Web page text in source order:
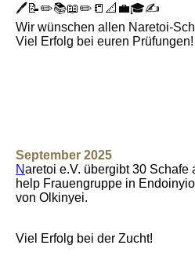
🖊📝✏️📚📖✏️📒📐💼🎓✍️
Wir wünschen allen Naretoi-
Viel Erfolg bei euren Prüfungen!
September 2025
Naretoi e.V. übergibt 30 Schafe
help Frauengruppe in
von Olkinyei.
Viel Erfolg bei der Zucht!